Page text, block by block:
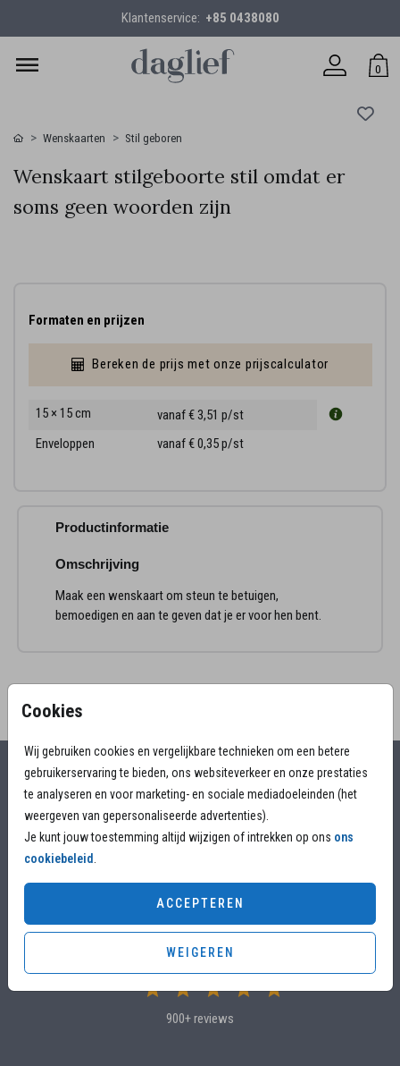
Klantenservice: +85 0438080
0
Cookies
Wij gebruiken cookies en vergelijkbare technieken om een betere
gebruikerservaring te bieden, ons websiteverkeer en onze prestaties
te analyseren en voor marketing- en sociale mediadoeleinden (het
weergeven van gepersonaliseerde advertenties).
Je kunt jouw toestemming altijd wijzigen of intrekken op ons ons
cookiebeleid.
ACCEPTEREN
WEIGEREN
Wenskaarten Stil geboren
Wenskaart stilgeboorte stil omdat er
soms geen woorden zijn
Formaten en prijzen
Bereken de prijs met onze prijscalculator
15 × 15 cm vanaf € 3,51 p/st
Enveloppen
vanaf € 0,35p/st
Productinformatie
Omschrijving
Maak een wenskaart om steun te betuigen,
bemoedigen en aan te geven dat je er voor hen bent.
Alles voor jouw moment
Voor 17.00 uur besteld, is vandaag nog in productie
Overleg met designers van de ontwerpstudio
Klanten beoordelen ons met 4.82 / 5
sterren
900+ reviews